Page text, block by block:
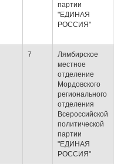
партии
"ЕДИНАЯ
РОССИЯ"
7
Лямбирское
местное
отделение
Мордовского
регионального
отделения
Всероссийской
политической
партии
"ЕДИНАЯ
РОССИЯ"